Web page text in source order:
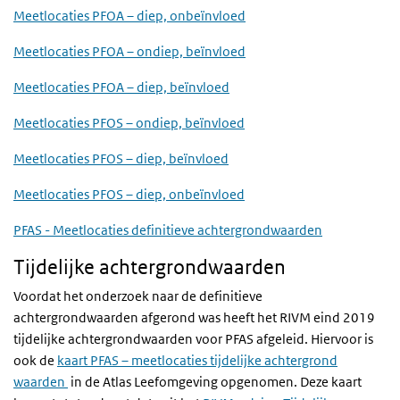
Meetlocaties PFOA – diep, onbeïnvloed
Meetlocaties PFOA – ondiep, beïnvloed
Meetlocaties PFOA – diep, beïnvloed
Meetlocaties PFOS – ondiep, beïnvloed
Meetlocaties PFOS – diep, beïnvloed
Meetlocaties PFOS – diep, onbeïnvloed
PFAS - Meetlocaties definitieve achtergrondwaarden
Tijdelijke achtergrondwaarden
Voordat het onderzoek naar de definitieve
achtergrondwaarden afgerond was heeft het RIVM eind 2019
tijdelijke achtergrondwaarden voor PFAS afgeleid. Hiervoor is
ook de kaart PFAS – meetlocaties tijdelijke achtergrond
waarden in de Atlas Leefomgeving opgenomen. Deze kaart